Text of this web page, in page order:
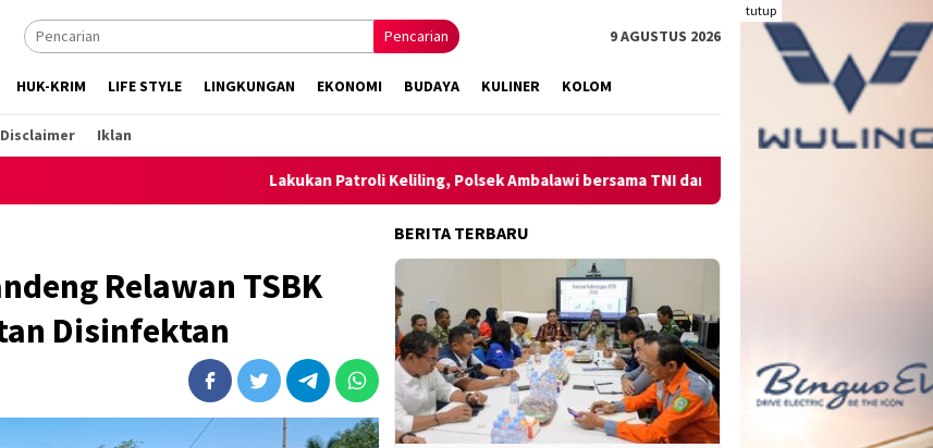
tutup
Pencarian 9 AGUSTUS 2026
HUK-KRIM LIFE STYLE LINGKUNGAN EKONOMI BUDAYA KULINER KOLOM
Disclaimer Iklan
Lakukan Patroli Keliling, Polsek Ambalawi bersama TNI dan SatPolPP Sita Minuman Keras
Relawan TSBK
Disinfektan
BERITA TERBARU